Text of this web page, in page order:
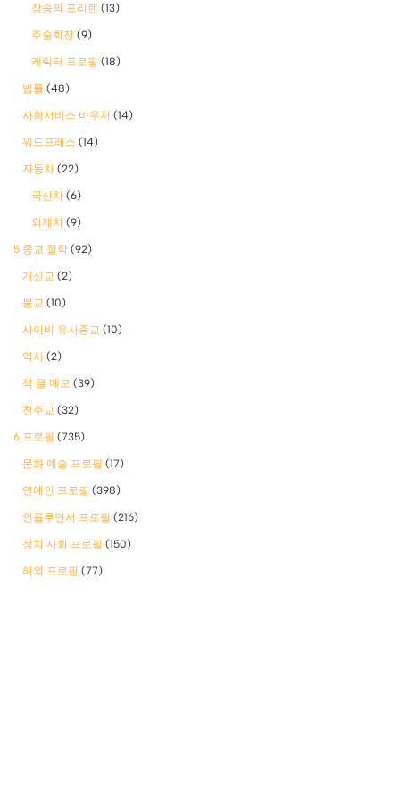
장송의 프리렌 (13)
주술회전 (9)
캐릭터 프로필 (18)
법률 (48)
사회서비스 바우처 (14)
워드프레스 (14)
자동차 (22)
국산차 (6)
외제차 (9)
5 종교 철학 (92)
개신교 (2)
불교 (10)
사이비 유사종교 (10)
역사 (2)
책 글 메모 (39)
천주교 (32)
6 프로필 (735)
문화 예술 프로필 (17)
연예인 프로필 (398)
인플루언서 프로필 (216)
정치 사회 프로필 (150)
해외 프로필 (77)